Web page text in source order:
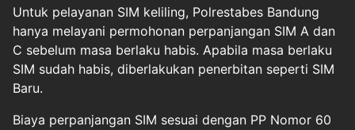
Untuk pelayanan SIM keliling, Polrestabes Bandung
hanya melayani permohonan perpanjangan SIM A dan
C sebelum masa berlaku habis. Apabila masa berlaku
SIM sudah habis, diberlakukan penerbitan seperti SIM
Baru.
Biaya perpanjangan SIM sesuai dengan PP Nomor 60